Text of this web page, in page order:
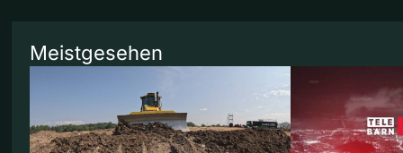
Meistgesehen